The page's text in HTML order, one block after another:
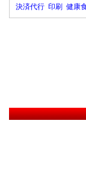
決済代行 印刷 健康